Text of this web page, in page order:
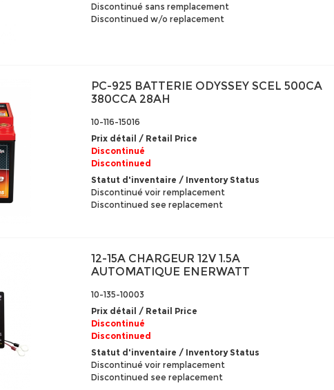
Discontinué sans remplacement
Discontinued w/o replacement
PC-925 BATTERIE ODYSSEY SCEL 500CA
380CCA 28AH
10-116-15016
Prix détail / Retail Price
Discontinué
Discontinued
Statut d'inventaire / Inventory Status
Discontinué voir remplacement
Discontinued see replacement
12-15A CHARGEUR 12V 1.5A
AUTOMATIQUE ENERWATT
10-135-10003
Prix détail / Retail Price
Discontinué
Discontinued
Statut d'inventaire / Inventory Status
Discontinué voir remplacement
Discontinued see replacement